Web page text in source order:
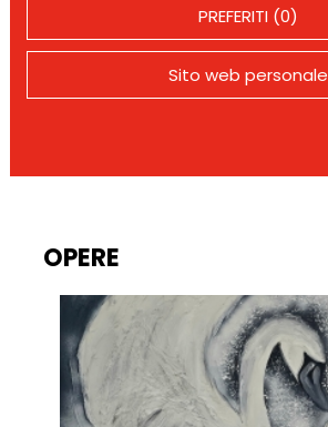
PREFERITI (0)
Sito web personale
OPERE